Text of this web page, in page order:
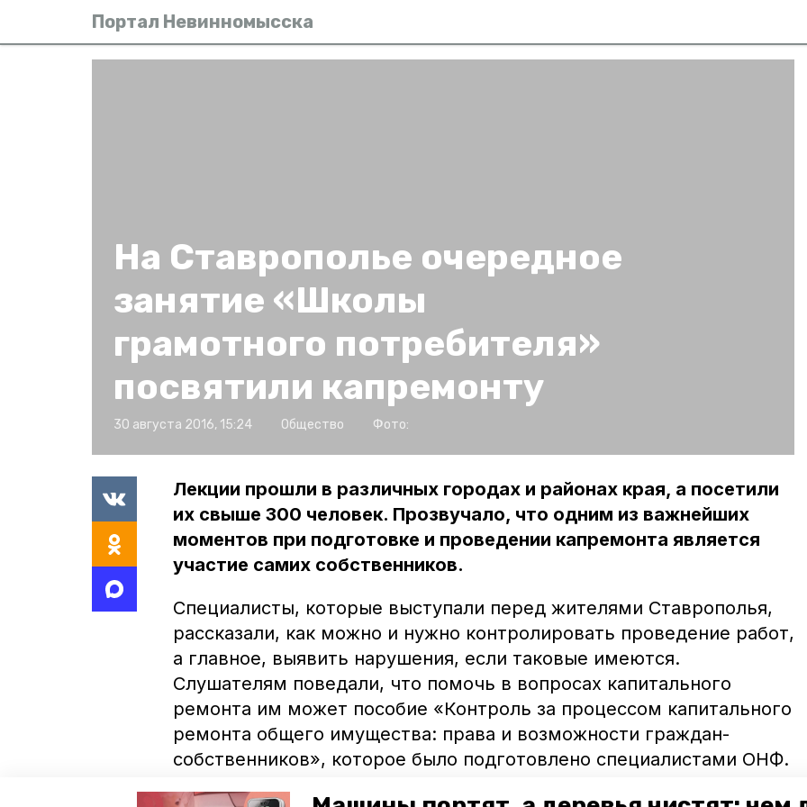
Портал Невинномысска
На Ставрополье очередное
занятие «Школы
грамотного потребителя»
посвятили капремонту
30 августа 2016, 15:24 Общество Фото:
Лекции прошли в различных городах и районах края, а посетили
их свыше 300 человек. Прозвучало, что одним из важнейших
моментов при подготовке и проведении капремонта является
участие самих собственников.
Специалисты, которые выступали перед жителями Ставрополья,
рассказали, как можно и нужно контролировать проведение работ,
а главное, выявить нарушения, если таковые имеются.
Слушателям поведали, что помочь в вопросах капитального
ремонта им может пособие «Контроль за процессом капитального
ремонта общего имущества: права и возможности граждан-
собственников», которое было подготовлено специалистами ОНФ.